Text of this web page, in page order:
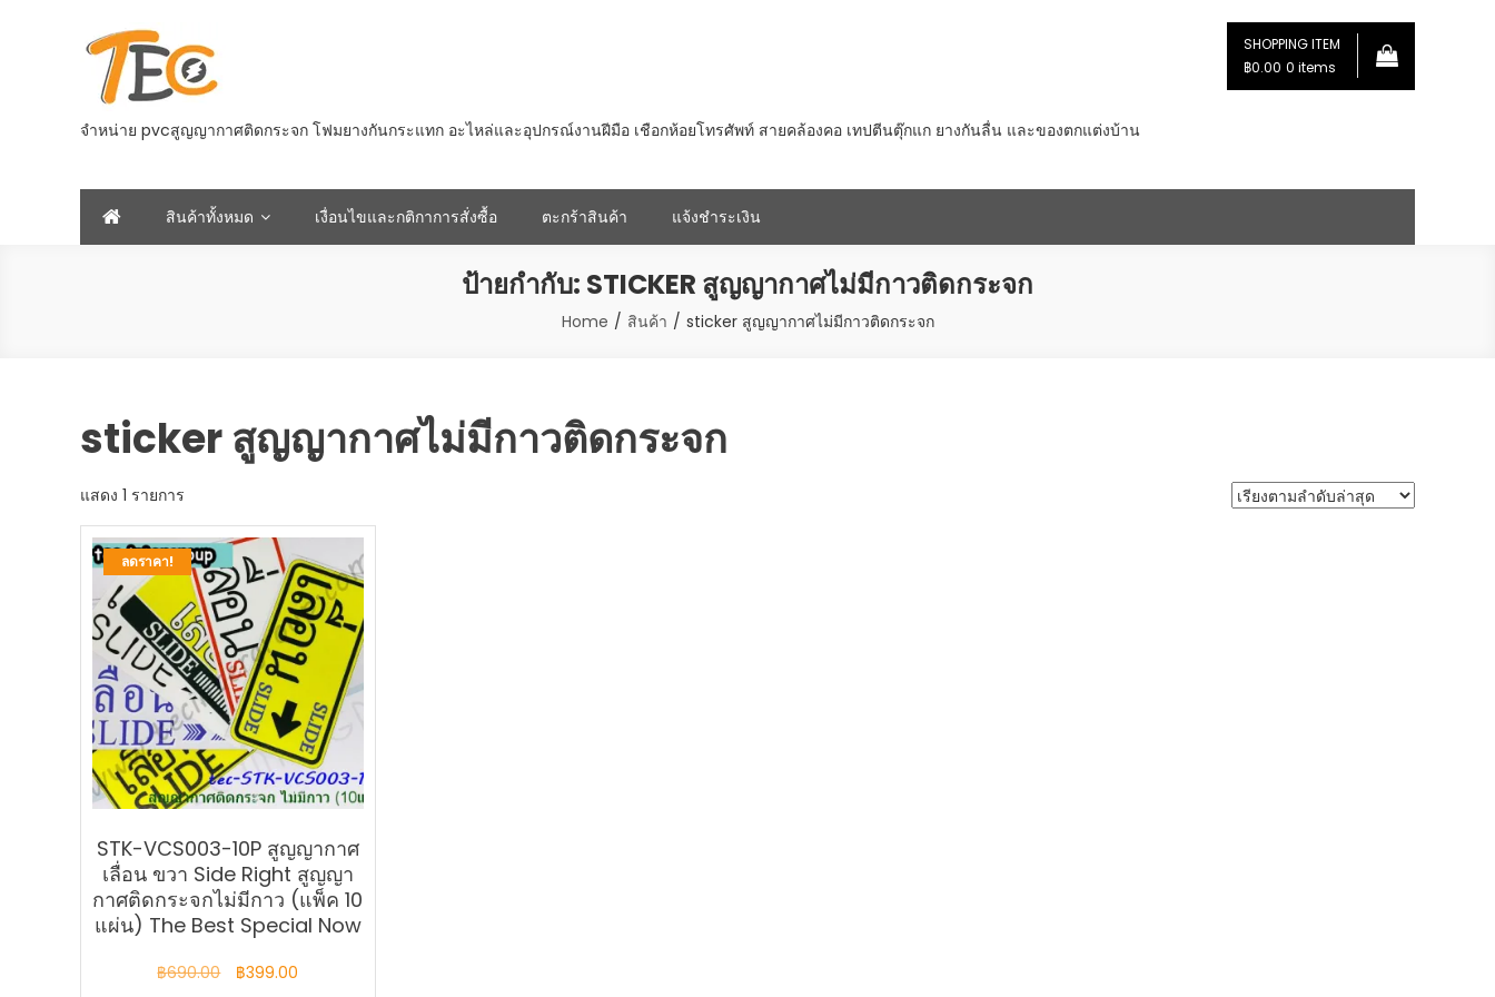
จำหน่าย pvcสูญญากาศติดกระจก โฟมยางกันกระแทก อะไหล่และอุปกรณ์งานฝีมือ เชือกห้อยโทรศัพท์ สายคล้องคอ เทปตีนตุ๊กแก ยางกันลื่น และของตกแต่งบ้าน
SHOPPING ITEM
฿0.00 0 items
สินค้าทั้งหมด เงื่อนไขและกติกาการสั่งซื้อ ตะกร้าสินค้า แจ้งชำระเงิน
ป้ายกำกับ: STICKER สูญญากาศไม่มีกาวติดกระจก
Home สินค้า sticker สูญญากาศไม่มีกาวติดกระจก
sticker สูญญากาศไม่มีกาวติดกระจก
แสดง 1 รายการ
ลดราคา!
STK-VCS003-10P สูญญากาศ
เลื่อน ขวา Side Right สูญญา
กาศติดกระจกไม่มีกาว (แพ็ค 10
แผ่น) The Best Special Now
฿690.00
Original
฿399.00